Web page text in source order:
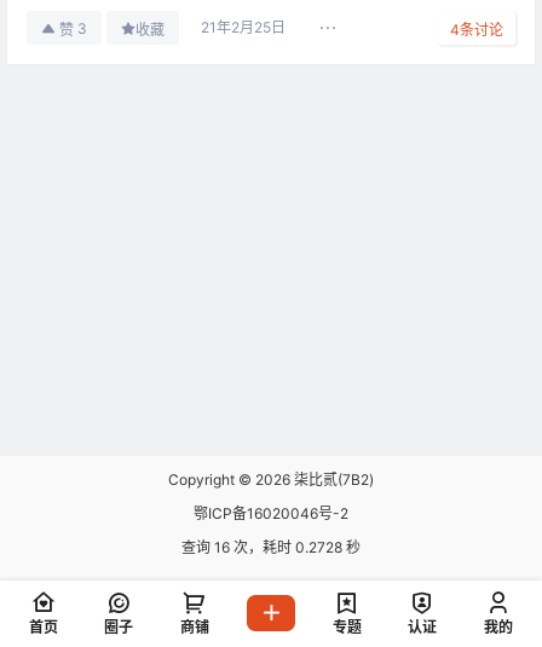
赞 3 收藏 21年2月25日 4条讨论
Copyright © 2026 柒比贰(7B2)
鄂ICP备16020046号-2
查询 16 次，耗时 0.2728 秒
首页 圈子 商铺 专题 认证 我的